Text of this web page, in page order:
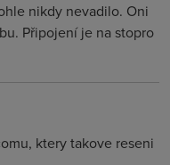
nikdy nevadilo. Oni
Připojení je na stopro
ktery takove reseni